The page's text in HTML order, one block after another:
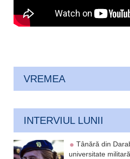
VREMEA
INTERVIUL LUNII
Tânără din
universitate militară